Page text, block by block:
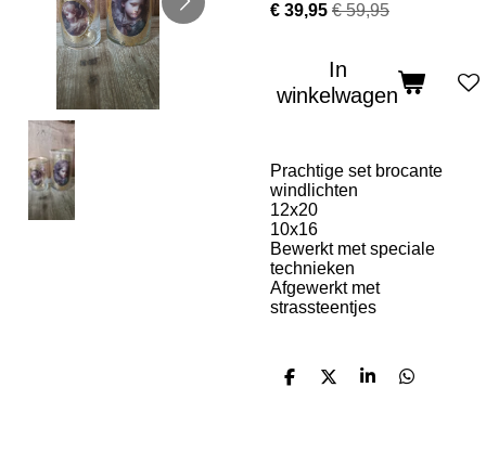
€ 39,95 € 59,95
In
winkelwagen
Prachtige set brocante
windlichten
12x20
10x16
Bewerkt met speciale
technieken
Afgewerkt met
strassteentjes
D
D
S
D